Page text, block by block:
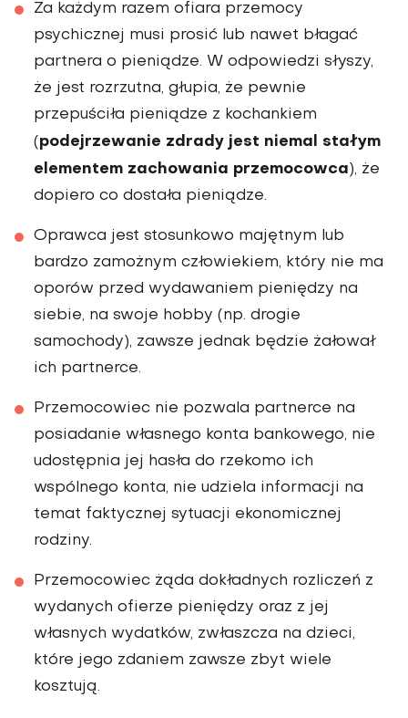
Za każdym razem ofiara przemocy
psychicznej musi prosić lub nawet błagać
partnera o pieniądze. W odpowiedzi słyszy,
że jest rozrzutna, głupia, że pewnie
przepuściła pieniądze z kochankiem
(podejrzewanie zdrady jest niemal stałym
elementem zachowania przemocowca), że
dopiero co dostała pieniądze.
Oprawca jest stosunkowo majętnym lub
bardzo zamożnym człowiekiem, który nie ma
oporów przed wydawaniem pieniędzy na
siebie, na swoje hobby (np. drogie
samochody), zawsze jednak będzie żałował
ich partnerce.
Przemocowiec nie pozwala partnerce na
posiadanie własnego konta bankowego, nie
udostępnia jej hasła do rzekomo ich
wspólnego konta, nie udziela informacji na
temat faktycznej sytuacji ekonomicznej
rodziny.
Przemocowiec żąda dokładnych rozliczeń z
wydanych ofierze pieniędzy oraz z jej
własnych wydatków, zwłaszcza na dzieci,
które jego zdaniem zawsze zbyt wiele
kosztują.